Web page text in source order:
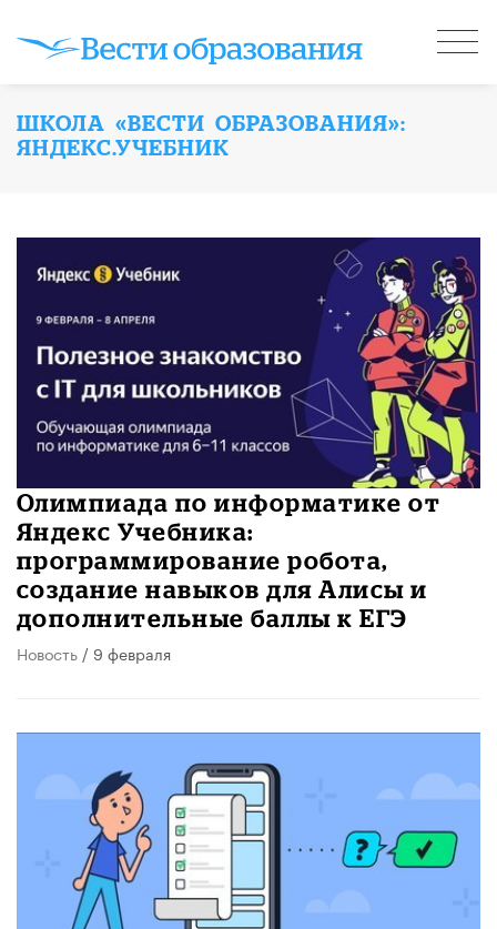
ШКОЛА «ВЕСТИ ОБРАЗОВАНИЯ»:
ЯНДЕКС.УЧЕБНИК
Олимпиада по информатике от
Яндекс Учебника:
программирование робота,
создание навыков для Алисы и
дополнительные баллы к ЕГЭ
Новость / 9 февраля